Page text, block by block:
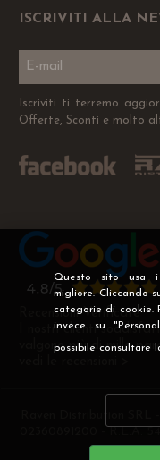
Questo sito usa i
migliore. Cliccando
categorie di cookie.
invece su
possibile consultare
ISCRIVITI ALLA
Iscriviti ti terremo
Offerte, Sconti e molto
Recensioni Verificate
I nostri clienti
valgono più di mille
Raven Distribution SRL